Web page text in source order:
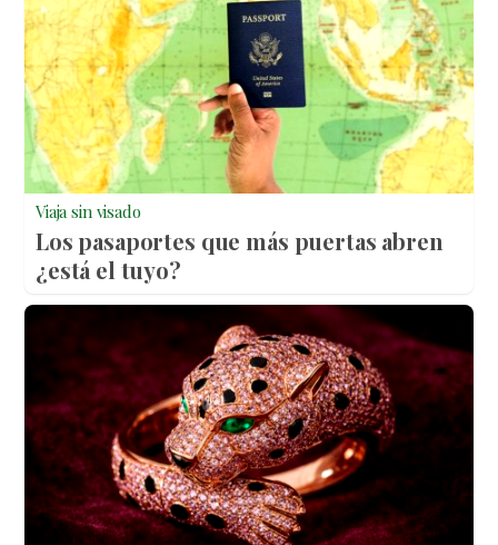
Viaja sin visado
Los pasaportes que más puertas abren
¿está el tuyo?